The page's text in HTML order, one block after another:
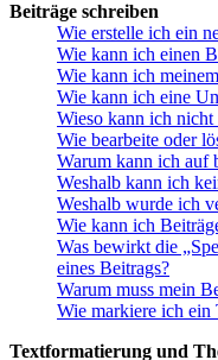
Beiträge schreiben
Wie erstelle ich ein
Wie kann ich einen
Wie kann ich
Wie kann ich eine
Wieso kann ich
Wie bearbeite oder
Warum kann ich auf
Weshalb kann ich
Weshalb wurde ich
Wie kann ich
Was bewirkt die
eines Beitrags?
Warum muss mein
Wie markiere ich ein
Textformatierung und